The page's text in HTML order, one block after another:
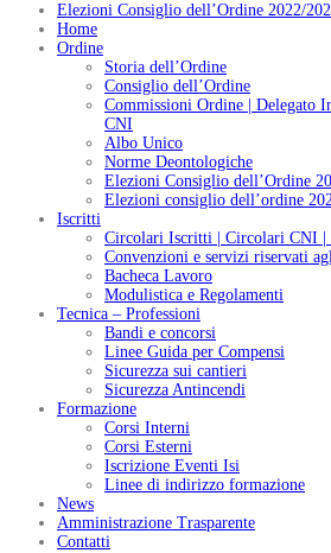
Elezioni Consiglio dell’Ordine 2022/
Home
Ordine
Storia dell’Ordine
Consiglio dell’Ordine
Commissioni Ordine | Delegato
CNI
Albo Unico
Norme Deontologiche
Elezioni Consiglio dell’Ordine
Elezioni consiglio dell’ordine
Iscritti
Circolari Iscritti | Circolari CNI |
Convenzioni e servizi riservati
Bacheca Lavoro
Modulistica e Regolamenti
Tecnica – Professioni
Bandi e concorsi
Linee Guida per Compensi
Sicurezza sui cantieri
Sicurezza Antincendi
Formazione
Corsi Interni
Corsi Esterni
Iscrizione Eventi Isi
Linee di indirizzo formazione
News
Amministrazione Trasparente
Contatti